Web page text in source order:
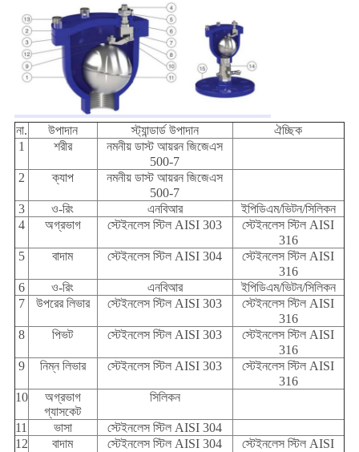
না. উপাদান স্ট্যান্ডার্ড উপাদান
ঐচ্ছিক
1
শরীর
নমনীয় ডাস্ট আয়রন জিজেএস
500-7
2
ক্যাপ
নমনীয় ডাস্ট আয়রন জিজেএস
500-7
3
ও-রিং এনবিআর
ইপিডিএম/ভিটন/সিলিকন
4
অগ্রভাগ স্টেইনলেস স্টিল AISI 303
স্টেইনলেস স্টিল AISI
316
5
বাদাম স্টেইনলেস স্টিল AISI 304
স্টেইনলেস স্টিল AISI
316
6
ও-রিং এনবিআর
ইপিডিএম/ভিটন/সিলিকন
7
উপরের লিভার স্টেইনলেস স্টিল AISI 303
স্টেইনলেস স্টিল AISI
316
8
পিভট স্টেইনলেস স্টিল AISI 303
স্টেইনলেস স্টিল AISI
316
9
নিম্ন লিভার স্টেইনলেস স্টিল AISI 303
স্টেইনলেস স্টিল AISI
316
10
অগ্রভাগ
গ্যাসকেট
সিলিকন
11 ভাসা
স্টেইনলেস স্টিল AISI 304
12
বাদাম স্টেইনলেস স্টিল AISI 304
স্টেইনলেস স্টিল AISI